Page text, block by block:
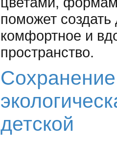
поможет
комфортное и
пространство.
детской